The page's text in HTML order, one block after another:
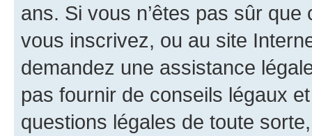
ans. Si vous n’êtes pas sûr
vous inscrivez, ou au site
demandez une assistance
pas fournir de conseils légaux
questions légales de toute